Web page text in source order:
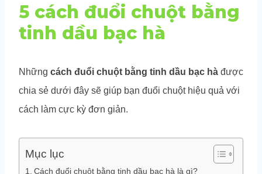
5 cách đuổi chuột bằng
tinh dầu bạc hà
Những cách đuổi chuột bằng tinh dầu bạc hà được
chia sẻ dưới đây sẽ giúp bạn đuổi chuột hiệu quả với
cách làm cực kỳ đơn giản.
Mục lục
Cách đuổi chuột bằng tinh dầu bạc hà là gì?